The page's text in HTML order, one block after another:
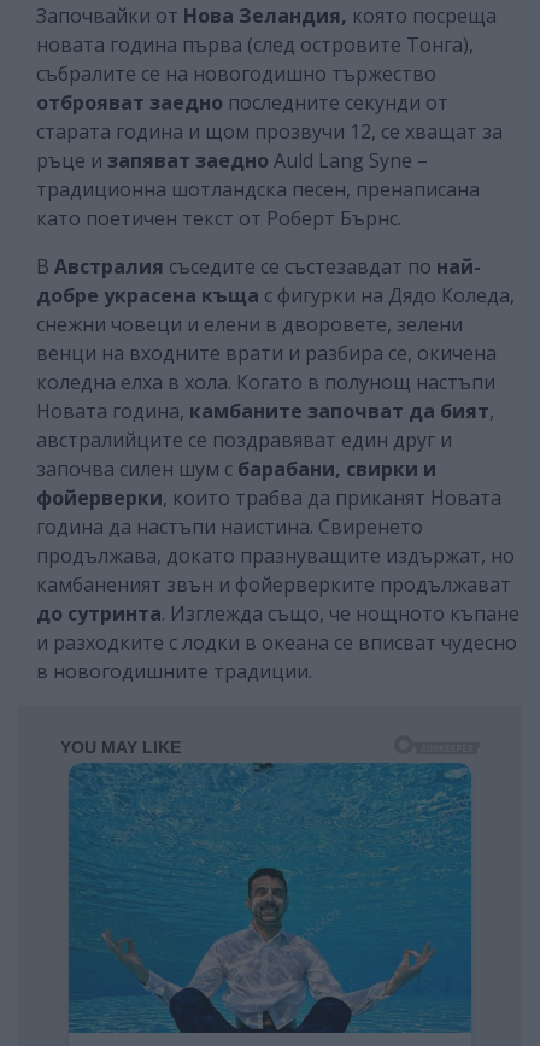
Започвайки от Нова Зеландия, която посреща
новата година първа (след островите Тонга),
събралите се на новогодишно тържество
отброяват заедно последните секунди от
старата година и щом прозвучи 12, се хващат за
ръце и запяват заедно Auld Lang Syne –
традиционна шотландска песен, пренаписана
като поетичен текст от Роберт Бърнс.
В Австралия съседите се състезавдат по най-
добре украсена къща с фигурки на Дядо Коледа,
снежни човеци и елени в дворовете, зелени
венци на входните врати и разбира се, окичена
коледна елха в хола. Когато в полунощ настъпи
Новата година, камбаните започват да бият,
австралийците се поздравяват един друг и
започва силен шум с барабани, свирки и
фойерверки, които трабва да приканят Новата
година да настъпи наистина. Свиренето
продължава, докато празнуващите издържат, но
камбаненият звън и фойерверките продължават
до сутринта. Изглежда също, че нощното къпане
и разходките с лодки в океана се вписват чудесно
в новогодишните традиции.